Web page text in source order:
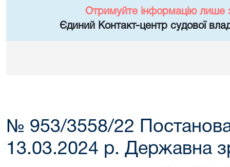
Отримуйте інформацію лише
Єдиний Контакт-центр судової
№ 953/3558/22
13.03.2024 р. Державна